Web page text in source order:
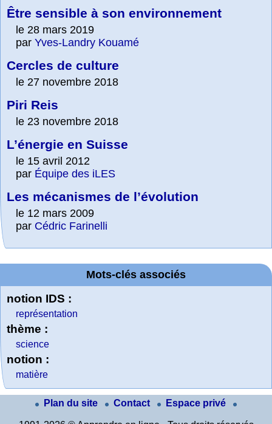
Être sensible à son environnement
le 28 mars 2019
par Yves-Landry Kouamé
Cercles de culture
le 27 novembre 2018
Piri Reis
le 23 novembre 2018
L’énergie en Suisse
le 15 avril 2012
par Équipe des iLES
Les mécanismes de l’évolution
le 12 mars 2009
par Cédric Farinelli
Mots-clés associés
notion IDS :
représentation
thème :
science
notion :
matière
Plan du site Contact Espace privé